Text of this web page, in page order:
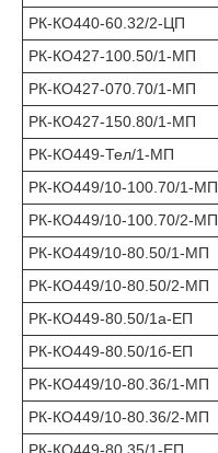
РК-КО440-60.32/2-ЦП
РК-КО427-100.50/1-МП
РК-КО427-070.70/1-МП
РК-КО427-150.80/1-МП
РК-КО449-Тел/1-МП
РК-КО449/10-100.70/1-МП
РК-КО449/10-100.70/2-МП
РК-КО449/10-80.50/1-МП
РК-КО449/10-80.50/2-МП
РК-КО449-80.50/1а-ЕП
РК-КО449-80.50/1б-ЕП
РК-КО449/10-80.36/1-МП
РК-КО449/10-80.36/2-МП